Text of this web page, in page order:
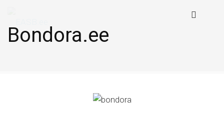
Bondora.ee